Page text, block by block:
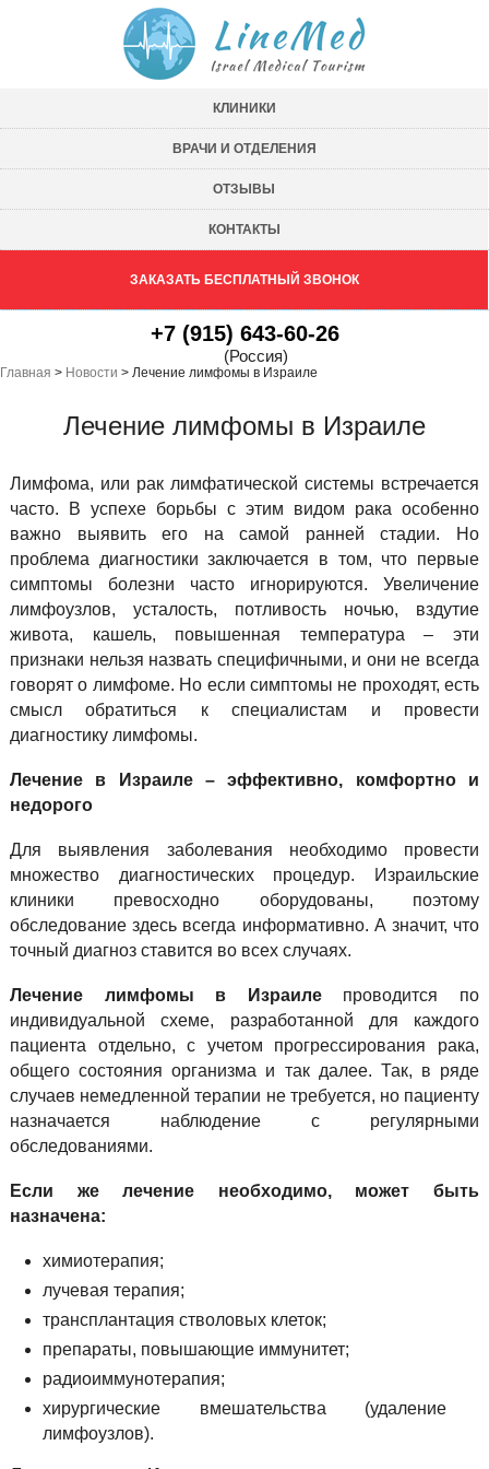
КЛИНИКИ
ВРАЧИ И ОТДЕЛЕНИЯ
ОТЗЫВЫ
КОНТАКТЫ
ЗАКАЗАТЬ БЕСПЛАТНЫЙ ЗВОНОК
+7 (915) 643-60-26
(Россия)
Главная > Новости > Лечение лимфомы в Израиле
Лечение лимфомы в Израиле
Лимфома, или рак лимфатической системы встречается
часто. В успехе борьбы с этим видом рака особенно
важно выявить его на самой ранней стадии. Но
проблема диагностики заключается в том, что первые
симптомы болезни часто игнорируются. Увеличение
лимфоузлов, усталость, потливость ночью, вздутие
живота, кашель, повышенная температура – эти
признаки нельзя назвать специфичными, и они не всегда
говорят о лимфоме. Но если симптомы не проходят, есть
смысл обратиться к специалистам и провести
диагностику лимфомы.
Лечение в Израиле – эффективно, комфортно и
недорого
Для выявления заболевания необходимо провести
множество диагностических процедур. Израильские
клиники превосходно оборудованы, поэтому
обследование здесь всегда информативно. А значит, что
точный диагноз ставится во всех случаях.
Лечение лимфомы в Израилепроводится по
индивидуальной схеме, разработанной для каждого
пациента отдельно, с учетом прогрессирования рака,
общего состояния организма и так далее. Так, в ряде
случаев немедленной терапии не требуется, но пациенту
назначается наблюдение с регулярными
обследованиями.
Если же лечение необходимо, может быть
назначена:
химиотерапия;
лучевая терапия;
трансплантация стволовых клеток;
препараты, повышающие иммунитет;
радиоиммунотерапия;
хирургические вмешательства (удаление
лимфоузлов).